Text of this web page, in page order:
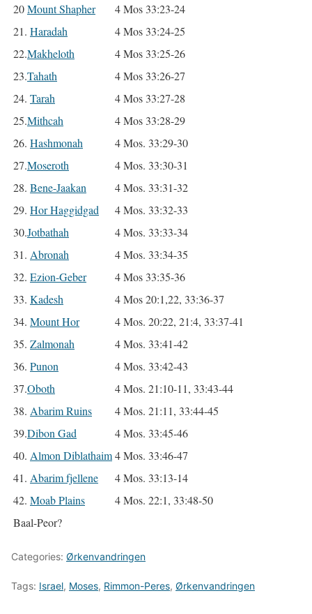
20Mount Shapher
4 Mos 33:23-24
21. Haradah
4 Mos 33:24-25
22.Makheloth
4 Mos 33:25-26
23.Tahath
4 Mos 33:26-27
24. Tarah
4 Mos 33:27-28
25.Mithcah
4 Mos 33:28-29
26. Hashmonah
4 Mos. 33:29-30
27.Moseroth
4 Mos. 33:30-31
28. Bene-Jaakan
4 Mos. 33:31-32
29. Hor Haggidgad
4 Mos. 33:32-33
30.Jotbathah
4 Mos. 33:33-34
31. Abronah
4 Mos. 33:34-35
32. Ezion-Geber
4 Mos 33:35-36
33. Kadesh
4 Mos 20:1,22, 33:36-37
34. Mount Hor
4 Mos. 20:22, 21:4, 33:37-41
35. Zalmonah
4 Mos. 33:41-42
36. Punon
4 Mos. 33:42-43
37.Oboth
4 Mos. 21:10-11, 33:43-44
38. Abarim Ruins
4 Mos. 21:11, 33:44-45
39.Dibon Gad
4 Mos. 33:45-46
40. Almon Diblathaim4 Mos. 33:46-47
41. Abarim fjellene
4 Mos. 33:13-14
42. Moab Plains
4 Mos. 22:1, 33:48-50
Baal-Peor?
Categories: Ørkenvandringen
Tags: Israel, Moses, Rimmon-Peres, Ørkenvandringen